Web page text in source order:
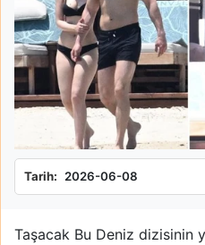
Tarih: 2026-06-08
Taşacak Bu Deniz dizisinin